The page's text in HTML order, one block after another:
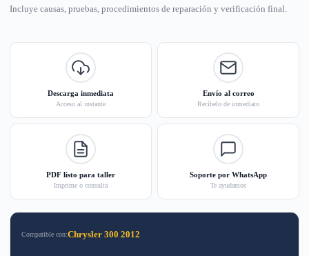
Incluye causas, pruebas, procedimientos de reparación y verificación final.
Descarga inmediata
Acceso al instante
Envío al correo
Recíbelo de inmediato
PDF listo para taller
Imprime o consulta
Soporte por WhatsApp
Te ayudamos
Compatible con:Chrysler 300 2012